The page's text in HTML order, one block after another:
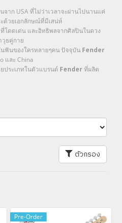
าก USA ที่ไม่ว่าเวลาจะผ่านไปนานแค่
ด้วยเอกลักษณ์ที่มีเสน่ห์
ดดเด่น และอิทธิพลจากศิลปินในดวง
วุธคู่กาย
ฟันของใครหลายๆคน ปัจจุบัน Fender
และ China
ระเภทในตัวแบรนด์ Fender ที่ผลิต
ตัวกรอง
Pre-Order